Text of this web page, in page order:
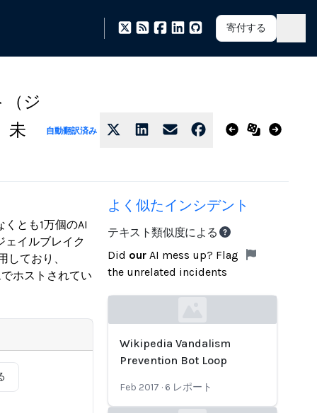
寄付する
（ジ
未
自動翻訳済み
とも1万個のAI
ェイルブレイク
ており、
ホストされてい
よく似たインシデント
テキスト類似度による
Did our AI mess up? Flag
the unrelated incidents
Wikipedia Vandalism
Prevention Bot Loop
Feb 2017 · 6 レポート